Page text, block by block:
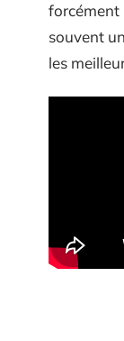
forcément
souvent
les